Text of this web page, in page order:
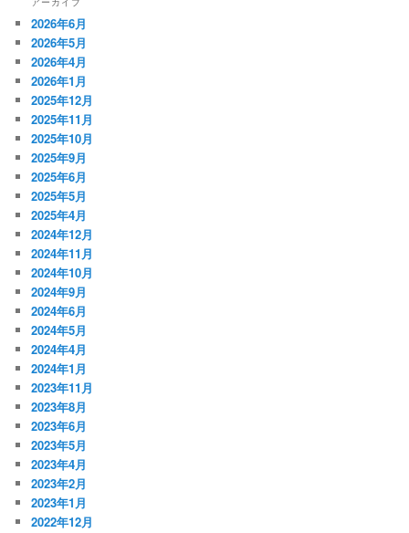
2026年6月
2026年5月
2026年4月
2026年1月
2025年12月
2025年11月
2025年10月
2025年9月
2025年6月
2025年5月
2025年4月
2024年12月
2024年11月
2024年10月
2024年9月
2024年6月
2024年5月
2024年4月
2024年1月
2023年11月
2023年8月
2023年6月
2023年5月
2023年4月
2023年2月
2023年1月
2022年12月